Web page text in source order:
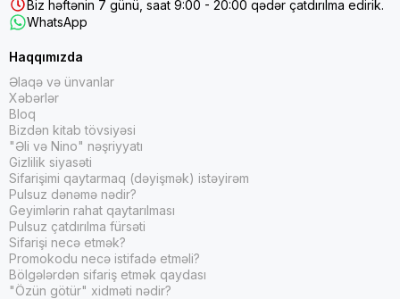
Biz həftənin 7 günü, saat 9:00 - 20:00 qədər çatdırılma edirik.
WhatsApp
Haqqımızda
Əlaqə və ünvanlar
Xəbərlər
Bloq
Bizdən kitab tövsiyəsi
"Əli və Nino" nəşriyyatı
Gizlilik siyasəti
Sifarişimi qaytarmaq (dəyişmək) istəyirəm
Pulsuz dənəmə nədir?
Geyimlərin rahat qaytarılması
Pulsuz çatdırılma fürsəti
Sifarişi necə etmək?
Promokodu necə istifadə etməli?
Bölgələrdən sifariş etmək qaydası
"Özün götür" xidməti nədir?